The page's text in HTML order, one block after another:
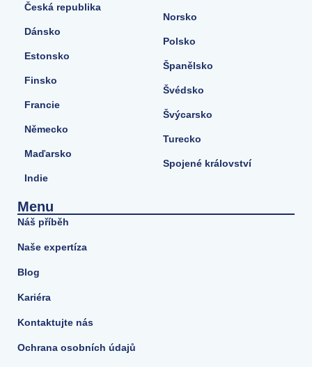
Česká republika
Dánsko
Estonsko
Finsko
Francie
Německo
Maďarsko
Indie
Norsko
Polsko
Španělsko
Švédsko
Švýcarsko
Turecko
Spojené království
Menu
Náš příběh
Naše expertíza
Blog
Kariéra
Kontaktujte nás
Ochrana osobních údajů